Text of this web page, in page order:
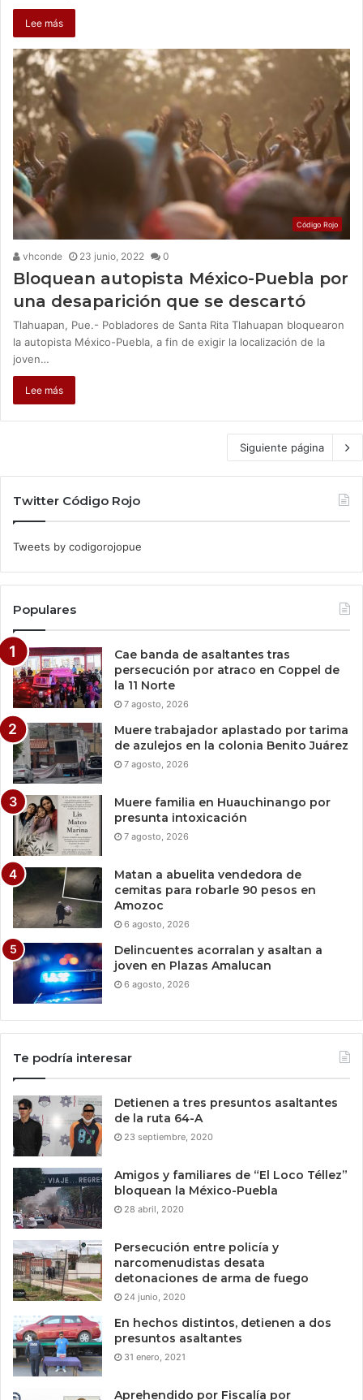
Lee más
Código Rojo
vhconde 23 junio, 2022 0
Bloquean autopista México-Puebla por
una desaparición que se descartó
Tlahuapan, Pue.- Pobladores de Santa Rita Tlahuapan bloquearon
la autopista México-Puebla, a fin de exigir la localización de la
joven…
Lee más
Siguiente página
Twitter Código Rojo
Tweets by codigorojopue
Populares
Cae banda de asaltantes tras
persecución por atraco en Coppel de
la 11 Norte
7 agosto, 2026
Muere trabajador aplastado por tarima
de azulejos en la colonia Benito Juárez
7 agosto, 2026
Muere familia en Huauchinango por
presunta intoxicación
7 agosto, 2026
Matan a abuelita vendedora de
cemitas para robarle 90 pesos en
Amozoc
6 agosto, 2026
Delincuentes acorralan y asaltan a
joven en Plazas Amalucan
6 agosto, 2026
Te podría interesar
Detienen a tres presuntos asaltantes
de la ruta 64-A
23 septiembre, 2020
Amigos y familiares de “El Loco Téllez”
bloquean la México-Puebla
28 abril, 2020
Persecución entre policía y
narcomenudistas desata
detonaciones de arma de fuego
24 junio, 2020
En hechos distintos, detienen a dos
presuntos asaltantes
31 enero, 2021
Aprehendido por Fiscalía por